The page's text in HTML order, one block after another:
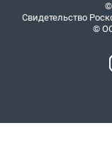
©
Свидетельство
©